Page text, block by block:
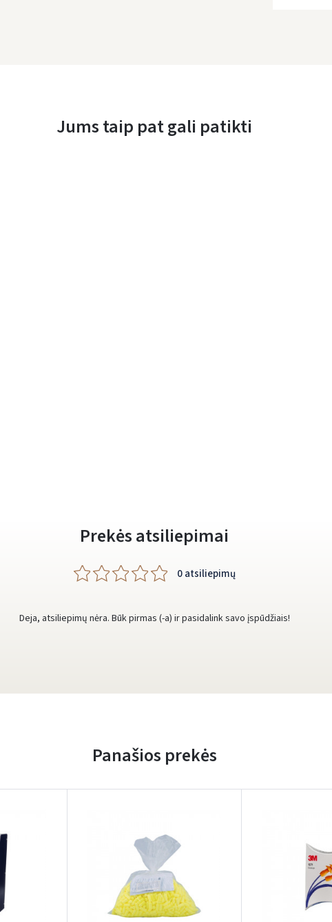
Jums taip pat gali patikti
Prekės atsiliepimai
0 atsiliepimų
Deja, atsiliepimų nėra. Būk pirmas (-a) ir pasidalink savo įspūdžiais!
Panašios prekės